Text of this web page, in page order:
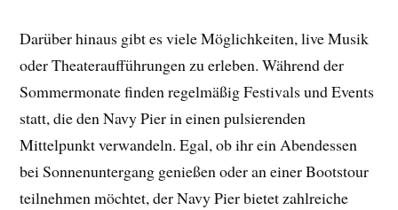
Darüber hinaus gibt es viele Möglichkeiten, live Musik
oder Theateraufführungen zu erleben. Während der
Sommermonate finden regelmäßig Festivals und Events
statt, die den Navy Pier in einen pulsierenden
Mittelpunkt verwandeln. Egal, ob ihr ein Abendessen
bei Sonnenuntergang genießen oder an einer Bootstour
teilnehmen möchtet, der Navy Pier bietet zahlreiche